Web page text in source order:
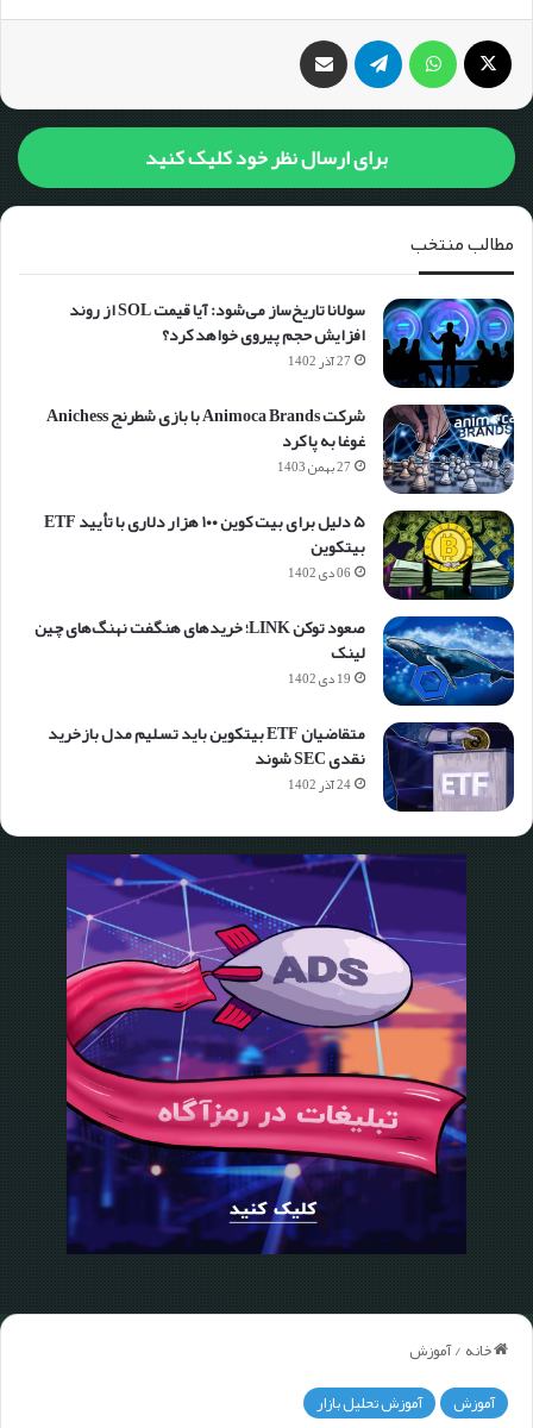
برای ارسال نظر خود کلیک کنید
مطالب منتخب
سولانا تاریخ‌ساز می‌شود: آیا قیمت SOL از روند
افزایش حجم پیروی خواهد کرد؟
27 آذر 1402
شرکت Animoca Brands با بازی شطرنج Anichess
غوغا به پا کرد
27 بهمن 1403
۵ دلیل برای بیت کوین ۱۰۰ هزار دلاری با تأیید ETF
بیتکوین
06 دی 1402
صعود توکن LINK؛ خریدهای هنگفت نهنگ‌های چین
لینک
19 دی 1402
متقاضیان ETF بیتکوین باید تسلیم مدل بازخرید
نقدی SEC شوند
24 آذر 1402